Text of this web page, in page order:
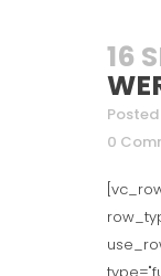
16
Posted
0